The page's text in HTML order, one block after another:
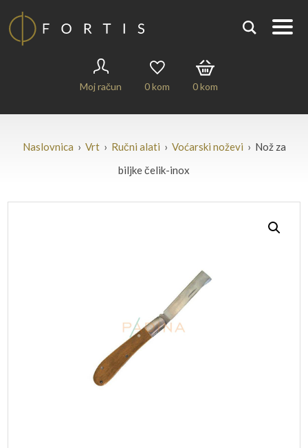
Moj račun 0kom 0kom
Naslovnica › Vrt› Ručni alati › Voćarski noževi › Nož za
biljke čelik-inox